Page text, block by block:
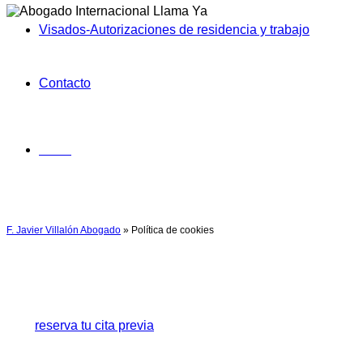
Visados-Autorizaciones de residencia y trabajo
Contacto
F. Javier Villalón Abogado » Política de cookies
reserva tu cita previa